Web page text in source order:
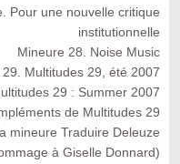
Pour une nouvelle critique
institutionnelle
Mineure 28. Noise Music
29. Multitudes 29, été 2007
29 : Summer 2007
de Multitudes 29
mineure Traduire Deleuze
à Giselle Donnard)